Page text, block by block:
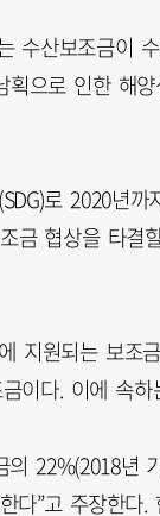
수산보조금이
으로 인한 해
로 2020년
금 협상을 타
지원되는 보
이다. 이에 속
의 22%(2018
다”고 주장한